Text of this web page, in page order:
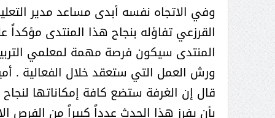
وفي الاتجاه نفسه أبدى مساعد مدير
القرزعي تفاؤله بنجاح هذا المنتدى مؤكداً
المنتدى سيكون فرصة مهمة لمعلمي
ورش العمل التي ستعقد خلال الفعالية .
قال إن الغرفة ستضع كافة إمكاناتها
بأن يفرز هذا الحدث عدداً كبيراً من الفرص